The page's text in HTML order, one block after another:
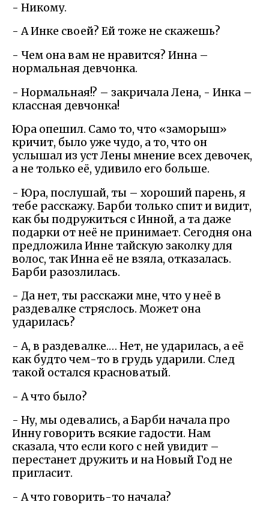
- Никому.
- А Инке своей? Ей тоже не скажешь?
- Чем она вам не нравится? Инна –
нормальная девчонка.
- Нормальная!? – закричала Лена, - Инка –
классная девчонка!
Юра опешил. Само то, что «заморыш»
кричит, было уже чудо, а то, что он
услышал из уст Лены мнение всех девочек,
а не только её, удивило его больше.
- Юра, послушай, ты – хороший парень, я
тебе расскажу. Барби только спит и видит,
как бы подружиться с Инной, а та даже
подарки от неё не принимает. Сегодня она
предложила Инне тайскую заколку для
волос, так Инна её не взяла, отказалась.
Барби разозлилась.
- Да нет, ты расскажи мне, что у неё в
раздевалке стряслось. Может она
ударилась?
- А, в раздевалке.… Нет, не ударилась, а её
как будто чем-то в грудь ударили. След
такой остался красноватый.
- А что было?
- Ну, мы одевались, а Барби начала про
Инну говорить всякие гадости. Нам
сказала, что если кого с ней увидит –
перестанет дружить и на Новый Год не
пригласит.
- А что говорить-то начала?